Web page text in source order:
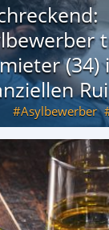
(34)
Asylbewerber
den finanziellen